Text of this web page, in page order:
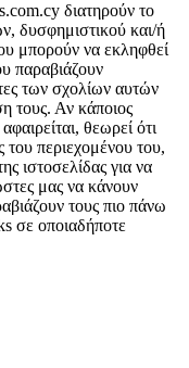
διατηρούν το
δυσφημιστικού και/ή
μπορούν να εκληφθεί
παραβιάζουν
των σχολίων αυτών
τους. Αν κάποιος
θεωρεί ότι
του περιεχομένου του,
ιστοσελίδας για να
μας να κάνουν
τους πιο πάνω
σε οποιαδήποτε